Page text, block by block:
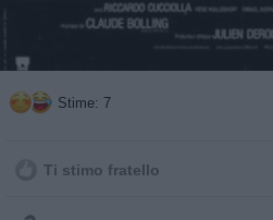
Stime: 7
Ti stimo fratello